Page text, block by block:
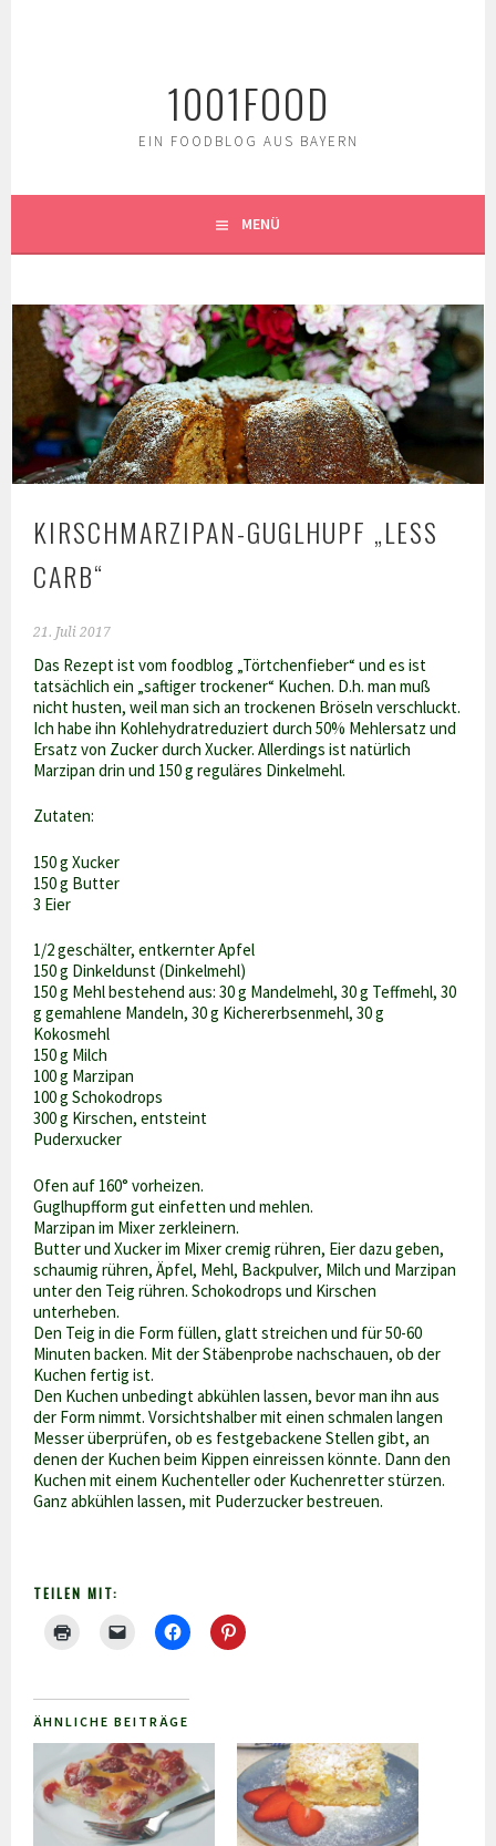
1001FOOD
EIN FOODBLOG AUS BAYERN
MENÜ
KIRSCHMARZIPAN-GUGLHUPF „LESS
CARB“
21. Juli 2017
Das Rezept ist vom foodblog „Törtchenfieber“ und es ist
tatsächlich ein „saftiger trockener“ Kuchen. D.h. man muß
nicht husten, weil man sich an trockenen Bröseln verschluckt.
Ich habe ihn Kohlehydratreduziert durch 50% Mehlersatz und
Ersatz von Zucker durch Xucker. Allerdings ist natürlich
Marzipan drin und 150 g reguläres Dinkelmehl.
Zutaten:
150 g Xucker
150 g Butter
3 Eier
1/2 geschälter, entkernter Apfel
150 g Dinkeldunst (Dinkelmehl)
150 g Mehl bestehend aus: 30 g Mandelmehl, 30 g Teffmehl, 30
g gemahlene Mandeln, 30 g Kichererbsenmehl, 30 g
Kokosmehl
150 g Milch
100 g Marzipan
100 g Schokodrops
300 g Kirschen, entsteint
Puderxucker
Ofen auf 160° vorheizen.
Guglhupfform gut einfetten und mehlen.
Marzipan im Mixer zerkleinern.
Butter und Xucker im Mixer cremig rühren, Eier dazu geben,
schaumig rühren, Äpfel, Mehl, Backpulver, Milch und Marzipan
unter den Teig rühren. Schokodrops und Kirschen
unterheben.
Den Teig in die Form füllen, glatt streichen und für 50-60
Minuten backen. Mit der Stäbenprobe nachschauen, ob der
Kuchen fertig ist.
Den Kuchen unbedingt abkühlen lassen, bevor man ihn aus
der Form nimmt. Vorsichtshalber mit einen schmalen langen
Messer überprüfen, ob es festgebackene Stellen gibt, an
denen der Kuchen beim Kippen einreissen könnte. Dann den
Kuchen mit einem Kuchenteller oder Kuchenretter stürzen.
Ganz abkühlen lassen, mit Puderzucker bestreuen.
TEILEN MIT:
ÄHNLICHE BEITRÄGE